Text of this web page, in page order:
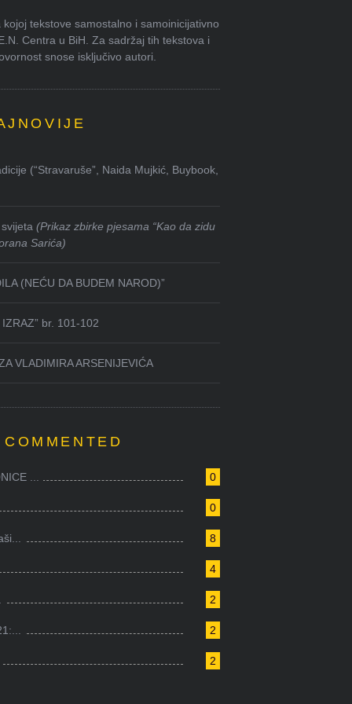
tekstove samostalno i samoinicijativno
Centra u BiH. Za sadržaj tih tekstova i
snose isključivo autori.
(“Stravaruše”, Naida Mujkić, Buybook,
svijeta(Prikaz zbirke pjesama “Kao da zidu
Sarića)
(NEĆU DA BUDEM NAROD)”
br. 101-102
VLADIMIRA ARSENIJEVIĆA
0
...
0
8
4
2
2
2